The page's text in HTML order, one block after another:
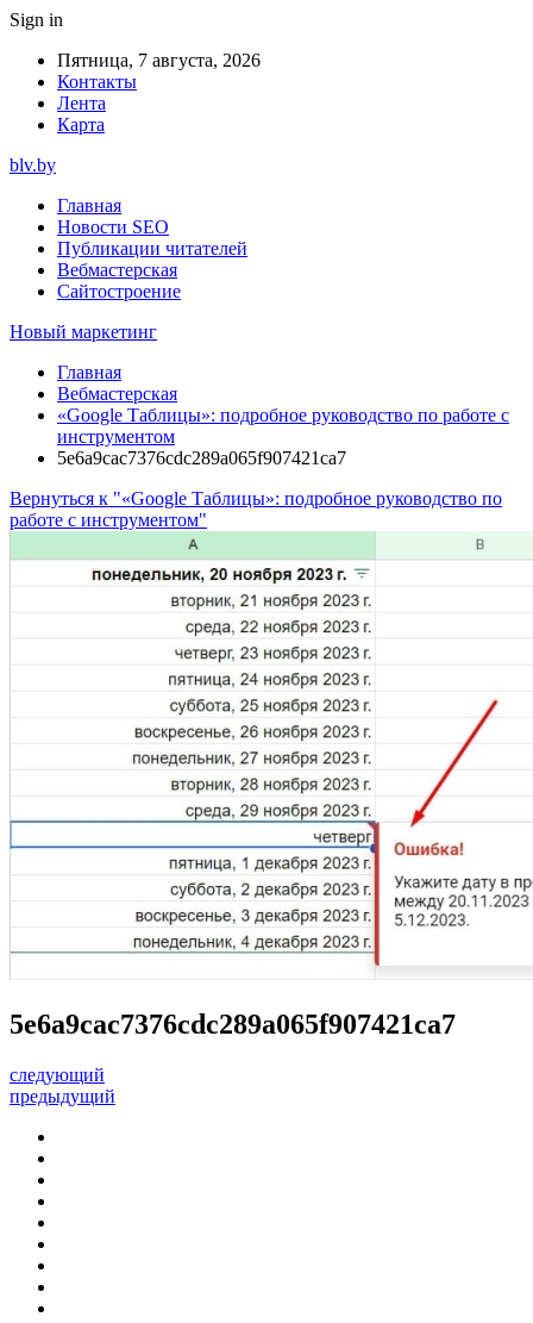
Sign in
Пятница, 7 августа, 2026
Контакты
Лента
Карта
blv.by
Главная
Новости SEO
Публикации читателей
Вебмастерская
Сайтостроение
Новый маркетинг
Главная
Вебмастерская
«Google Таблицы»: подробное руководство по работе с
инструментом
5e6a9cac7376cdc289a065f907421ca7
Вернуться к "«Google Таблицы»: подробное руководство по
работе с инструментом"
5e6a9cac7376cdc289a065f907421ca7
следующий
предыдущий